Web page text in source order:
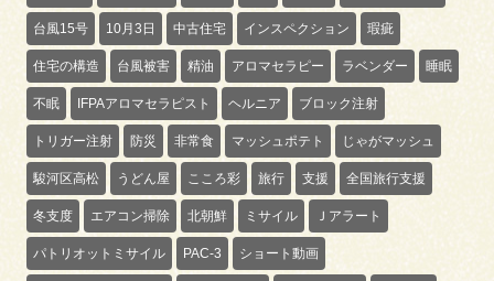
台風15号 10月3日 中古住宅 インスペクション 瑕疵
住宅の構造 台風被害 精油 アロマセラピー ラベンダー 睡眠
不眠 IFPAアロマセラピスト ヘルニア ブロック注射
トリガー注射 防災 非常食 マッシュポテト じゃがマッシュ
駿河区高松 うどん屋 こころ彩 旅行 支援 全国旅行支援
冬支度 エアコン掃除 北朝鮮 ミサイル Ｊアラート
パトリオットミサイル PAC-3 ショート動画